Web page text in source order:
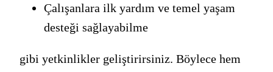
Çalışanlara ilk yardım ve temel yaşam
desteği sağlayabilme
gibi yetkinlikler geliştirirsiniz. Böylece hem